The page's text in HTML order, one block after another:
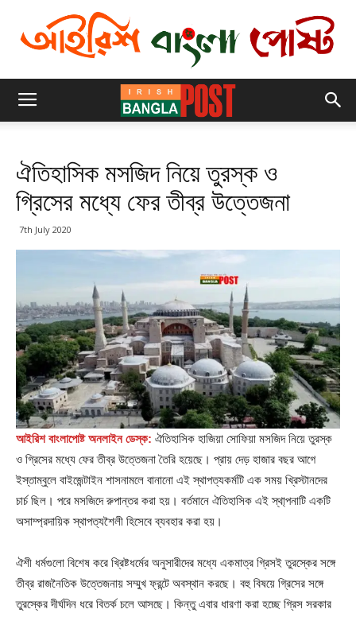
ঐতিহাসিক মসজিদ নিয়ে তুরস্ক ও
গ্রিসের মধ্যে ফের তীব্র উত্তেজনা
7th July 2020
আইরিশ বাংলাপোষ্ট অনলাইন ডেস্ক: ঐতিহাসিক হাজিয়া সোফিয়া মসজিদ নিয়ে তুরস্ক
ও গ্রিসের মধ্যে ফের তীব্র উত্তেজনা তৈরি হয়েছে। প্রায় দেড় হাজার বছর আগে
ইস্তাম্বুলে বাইজেন্টাইন শাসনামলে বানানো এই স্থাপত্যকর্মটি এক সময় খ্রিস্টানদের
চার্চ ছিল। পরে মসজিদে রুপান্তর করা হয়। বর্তমানে ঐতিহাসিক এই স্থা্পনাটি একটি
অসাম্প্রদায়িক স্থাপত্যশৈলী হিসেবে ব্যবহার করা হয়।
ঐশী ধর্মগুলো বিশেষ করে খ্রিষ্টধর্মের অনুসারীদের মধ্যে একমাত্র গ্রিসই তুরস্কের সঙ্গে
তীব্র রাজনৈতিক উত্তেজনায় সম্মুখ ফ্রন্টে অবস্থান করছে। বহু বিষয়ে গ্রিসের সঙ্গে
তুরস্কের দীর্ঘদিন ধরে বিতর্ক চলে আসছে। কিন্তু এবার ধারণা করা হচ্ছে গ্রিস সরকার